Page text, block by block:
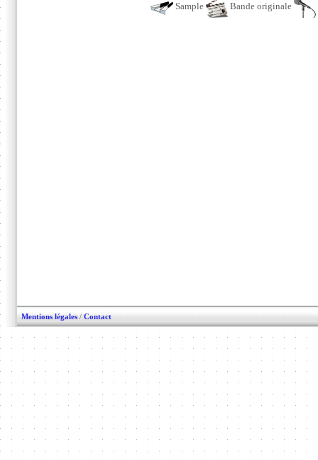
Sample Bande originale
Mentions légales / Contact